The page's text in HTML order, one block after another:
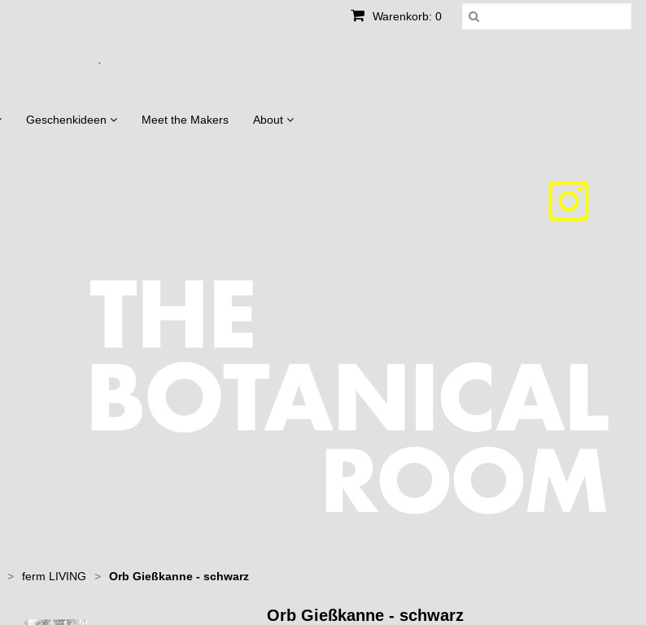
Warenkorb: 0
Geschenkideen Meet the Makers About
> ferm LIVING > Orb Gießkanne - schwarz
Orb Gießkanne - schwarz